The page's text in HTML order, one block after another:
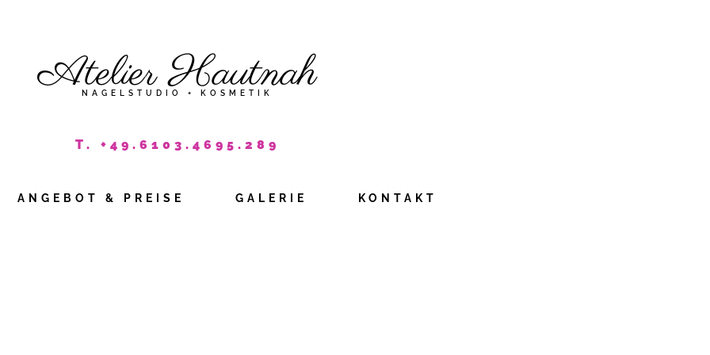
Atelier Hautnah
NAGELSTUDIO + KOSMETIK
T. +49.6103.4695.289
ANGEBOT & PREISE GALERIE KONTAKT